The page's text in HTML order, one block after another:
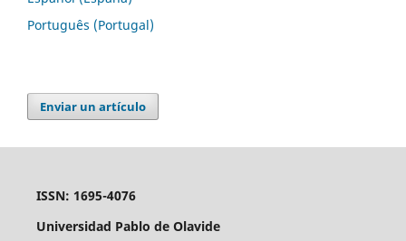
Português (Portugal)
Enviar un artículo
ISSN: 1695-4076
Universidad Pablo de Olavide